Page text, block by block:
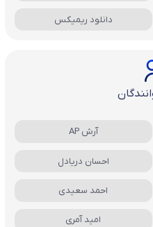
دانلود ریمیکس
آرش AP
احسان دریادل
احمد سعیدی
امید آمری